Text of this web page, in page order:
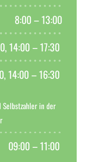
8:00 – 13:00
14:00 – 17:30
14:00 – 16:30
Selbstzahler in der
09:00 – 11:00